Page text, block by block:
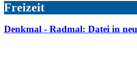
Freizeit
Denkmal - Radmal: Datei in